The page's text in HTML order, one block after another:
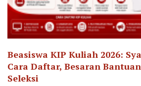
Beasiswa KIP Kuliah 2026:
Cara Daftar, Besaran
Seleksi